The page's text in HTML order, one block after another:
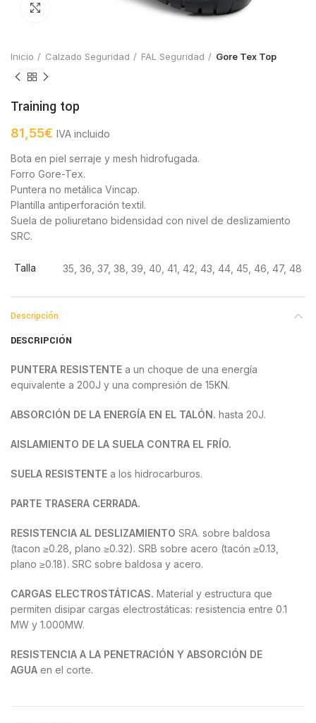
Inicio Calzado Seguridad FAL Seguridad Gore Tex Top
Training top
81,55€ IVA incluido
Bota en piel serraje y mesh hidrofugada.
Forro Gore-Tex.
Puntera no metálica Vincap.
Plantilla antiperforación textil.
Suela de poliuretano bidensidad con nivel de deslizamiento
SRC.
Talla 35, 36, 37, 38, 39, 40, 41, 42, 43, 44, 45, 46, 47, 48
Descripción
DESCRIPCIÓN
PUNTERA RESISTENTE a un choque de una energía
equivalente a 200J y una compresión de 15KN.
ABSORCIÓN DE LA ENERGÍA EN EL TALÓN. hasta 20J.
AISLAMIENTO DE LA SUELA CONTRA EL FRÍO.
SUELA RESISTENTE a los hidrocarburos.
PARTE TRASERA CERRADA.
RESISTENCIA AL DESLIZAMIENTO SRA. sobre baldosa
(tacon ≥0.28, plano ≥0.32). SRB sobre acero (tacón ≥0.13,
plano ≥0.18). SRC sobre baldosa y acero.
CARGAS ELECTROSTÁTICAS. Material y estructura que
permiten disipar cargas electrostáticas: resistencia entre 0.1
MW y 1.000MW.
RESISTENCIA A LA PENETRACIÓN Y ABSORCIÓN DE
AGUA en el corte.